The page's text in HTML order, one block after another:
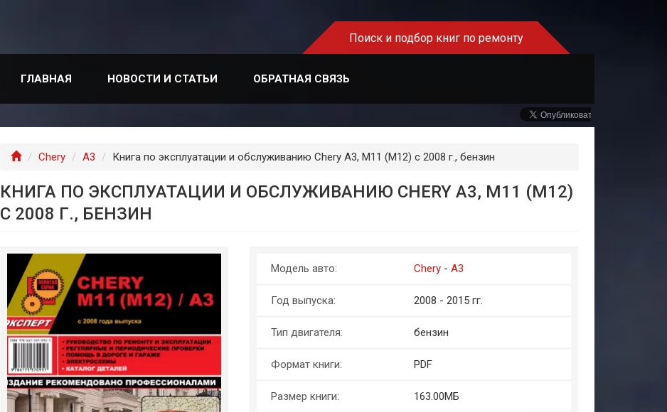
Поиск и подбор книг по ремонту
ГЛАВНАЯ НОВОСТИ И СТАТЬИ ОБРАТНАЯ СВЯЗЬ
Главная
Chery A3 Книга по эксплуатации и обслуживанию Chery A3, M11 (M12) с 2008 г., бензин
КНИГА ПО ЭКСПЛУАТАЦИИ И ОБСЛУЖИВАНИЮ CHERY A3, M11 (M12)
С 2008 Г., БЕНЗИН
Модель авто: Chery -A3
Год выпуска: 2008 - 2015 гг.
Тип двигателя: бензин
Формат книги: PDF
Размер книги: 163.00МБ